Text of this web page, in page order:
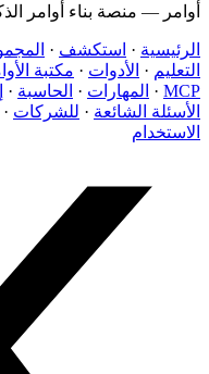
أوامر — منصة بناء أوامر
الرئيسية · استكشف ·
التعليم · الأدوات · مكتبة
MCP
· المهارات · الحاسبة ·
الأسئلة الشائعة · للشركات ·
الاستخدام